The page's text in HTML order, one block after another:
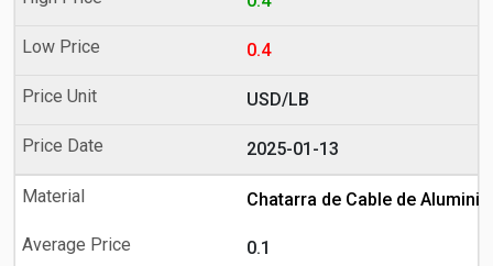
0.4
USD/LB
2025-01-13
Chatarra de Cable de
0.1